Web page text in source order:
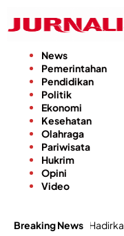
konten
News
Pemerintahan
Pendidikan
Politik
Ekonomi
Kesehatan
Olahraga
Pariwisata
Hukrim
Opini
Video
Breaking News
Layanan Poli Urologi